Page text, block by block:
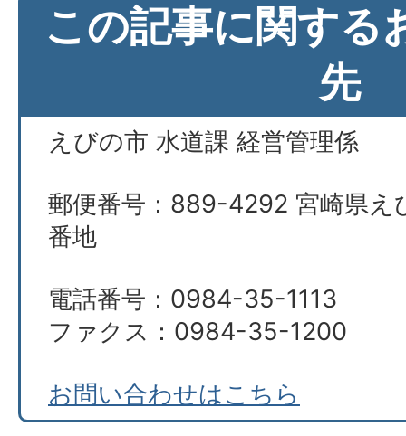
この記事に関する
先
えびの市 水道課 経営管理係
郵便番号：889-4292 宮崎県え
番地
電話番号：0984-35-1113
ファクス：0984-35-1200
お問い合わせはこちら